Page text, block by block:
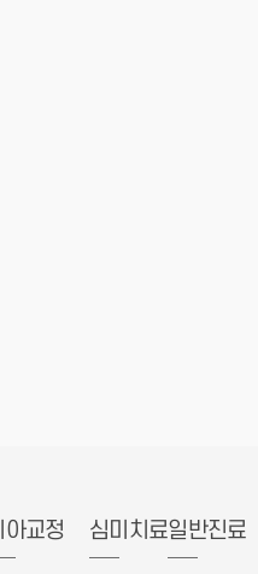
아교정 심미치료일반진료